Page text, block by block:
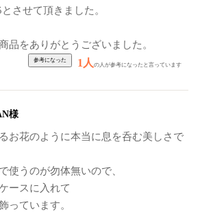
させて頂きました。
品をありがとうございました。
1人の人が参考になったと言っています
様
お花のように本当に息を呑む美しさで
使うのが勿体無いので、
ースに入れて
っています。